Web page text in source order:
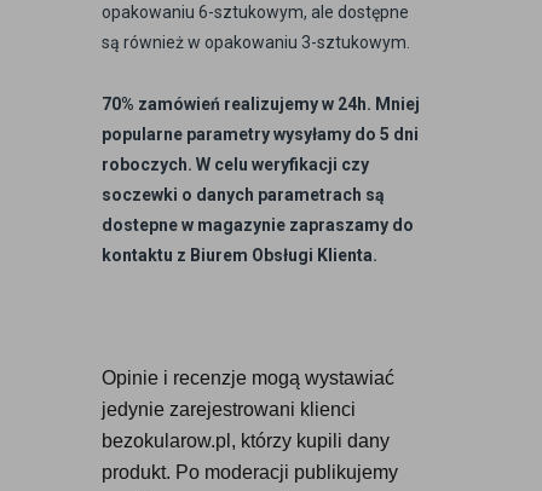
opakowaniu 6-sztukowym, ale dostępne
są również w opakowaniu 3-sztukowym.
70% zamówień realizujemy w 24h. Mniej
popularne parametry wysyłamy do 5 dni
roboczych. W celu weryfikacji czy
soczewki o danych parametrach są
dostepne w magazynie zapraszamy do
kontaktu z Biurem Obsługi Klienta.
Opinie i recenzje mogą wystawiać
jedynie zarejestrowani klienci
bezokularow.pl, którzy kupili dany
produkt. Po moderacji publikujemy